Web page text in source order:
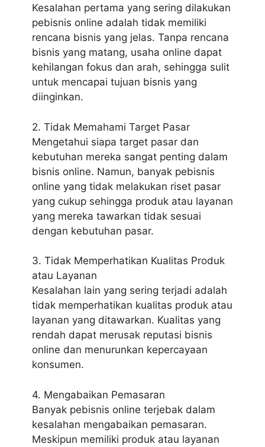
Kesalahan pertama yang sering dilakukan
pebisnis online adalah tidak memiliki
rencana bisnis yang jelas. Tanpa rencana
bisnis yang matang, usaha online dapat
kehilangan fokus dan arah, sehingga sulit
untuk mencapai tujuan bisnis yang
diinginkan.
2. Tidak Memahami Target Pasar
Mengetahui siapa target pasar dan
kebutuhan mereka sangat penting dalam
bisnis online. Namun, banyak pebisnis
online yang tidak melakukan riset pasar
yang cukup sehingga produk atau layanan
yang mereka tawarkan tidak sesuai
dengan kebutuhan pasar.
3. Tidak Memperhatikan Kualitas Produk
atau Layanan
Kesalahan lain yang sering terjadi adalah
tidak memperhatikan kualitas produk atau
layanan yang ditawarkan. Kualitas yang
rendah dapat merusak reputasi bisnis
online dan menurunkan kepercayaan
konsumen.
4. Mengabaikan Pemasaran
Banyak pebisnis online terjebak dalam
kesalahan mengabaikan pemasaran.
Meskipun memiliki produk atau layanan